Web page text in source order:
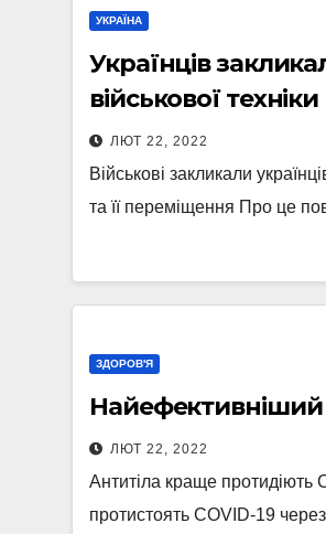
УКРАЇНА
Українців
військової техніки
ЛЮТ 22, 2022
Військові закликали
та її переміщення Про це
ЗДОРОВ'Я
Найефективніший
ЛЮТ 22, 2022
Антитіла краще
протистоять COVID-19